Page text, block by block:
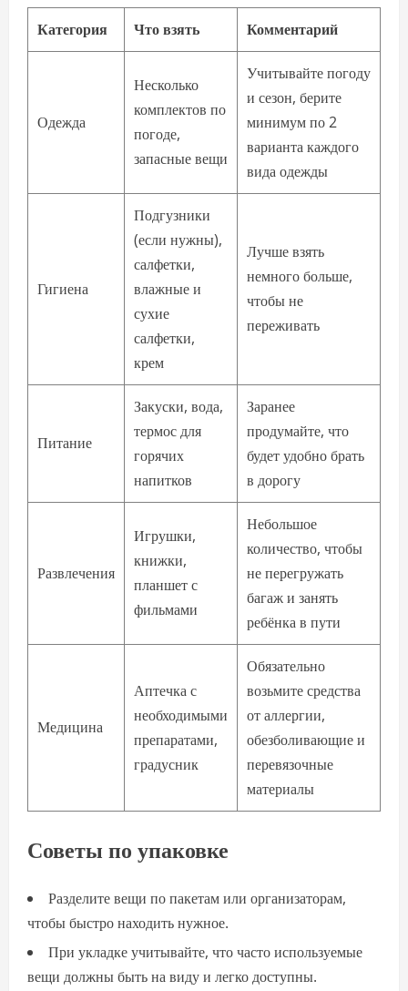
Категория Что взять Комментарий
Одежда
Несколько
комплектов по
погоде,
запасные вещи
Учитывайте погоду
и сезон, берите
минимум по 2
варианта каждого
вида одежды
Гигиена
Подгузники
(если нужны),
салфетки,
влажные и
сухие
салфетки,
крем
Лучше взять
немного больше,
чтобы не
переживать
Питание
Закуски, вода,
термос для
горячих
напитков
Заранее
продумайте, что
будет удобно брать
в дорогу
Развлечения
Игрушки,
книжки,
планшет с
фильмами
Небольшое
количество, чтобы
не перегружать
багаж и занять
ребёнка в пути
Медицина
Аптечка с
необходимыми
препаратами,
градусник
Обязательно
возьмите средства
от аллергии,
обезболивающие и
перевязочные
материалы
Советы по упаковке
Разделите вещи по пакетам или организаторам,
чтобы быстро находить нужное.
При укладке учитывайте, что часто используемые
вещи должны быть на виду и легко доступны.